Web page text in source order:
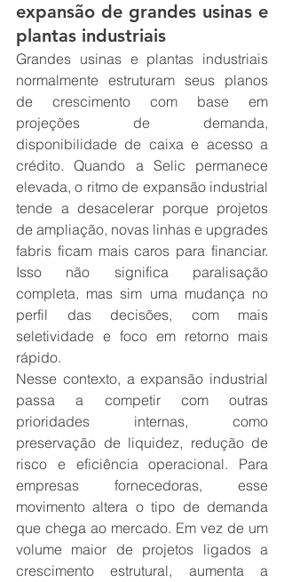
expansão de grandes usinas e
plantas industriais
Grandes usinas e plantas industriais
normalmente estruturam seus planos
de crescimento com base em
projeções de demanda,
disponibilidade de caixa e acesso a
crédito. Quando a Selic permanece
elevada, o ritmo de expansão industrial
tende a desacelerar porque projetos
de ampliação, novas linhas e upgrades
fabris ficam mais caros para financiar.
Isso não significa paralisação
completa, mas sim uma mudança no
perfil das decisões, com mais
seletividade e foco em retorno mais
rápido.
Nesse contexto, a expansão industrial
passa a competir com outras
prioridades internas, como
preservação de liquidez, redução de
risco e eficiência operacional. Para
empresas fornecedoras, esse
movimento altera o tipo de demanda
que chega ao mercado. Em vez de um
volume maior de projetos ligados a
crescimento estrutural, aumenta a